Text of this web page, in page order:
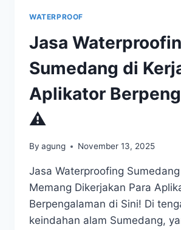
WATERPROOF
Jasa
Sumedang di
Aplikator
⚠
By agung November 13, 2025
Jasa Waterproofing
Memang Dikerjakan Para
Berpengalaman di Sini! Di
keindahan alam Sumedang,